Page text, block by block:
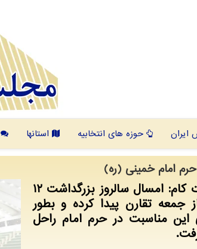
ایران حوزه های انتخابیه استانها
امام خمینی (ره)
مجلس ایران دات کام: امسال سالروز بزرگداشت ۱۲
با نماز جمعه تقارن پیدا کرده و بطور
این مناسبت در حرم امام راحل